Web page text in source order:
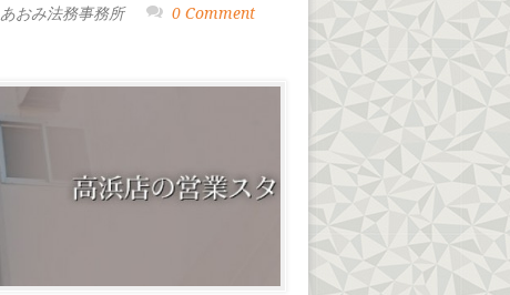
おみ法務事務所
0 Comment